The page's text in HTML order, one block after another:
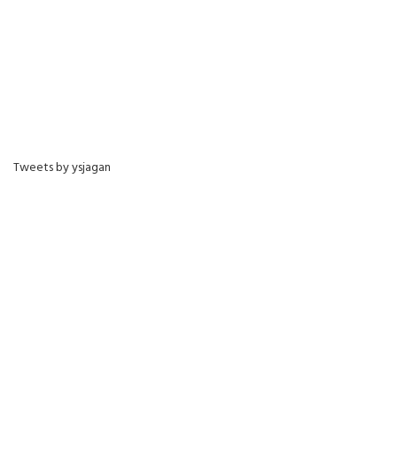
Tweets by ysjagan